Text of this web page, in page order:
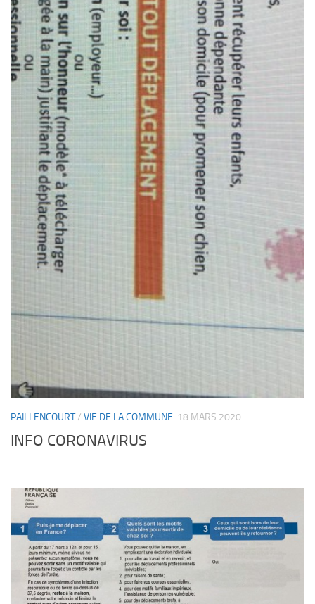
PAILLENCOURT/ VIE DE LA COMMUNE 18 MARS 2020
INFO CORONAVIRUS